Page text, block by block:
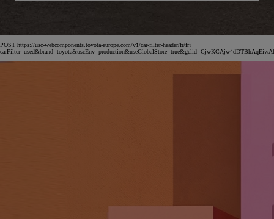
POST https://usc-webcomponents.toyota-europe.com/v1/car-filter-header/fr/fr?